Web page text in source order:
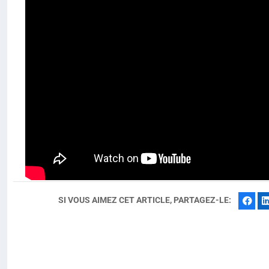
SI VOUS AIMEZ CET ARTICLE, PARTAGEZ-LE: